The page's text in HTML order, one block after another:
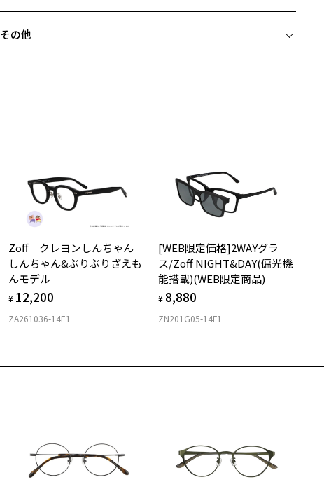
お持ちのZoffメガネサイズを確認するには？
仕上がり寸法
D 仕上がりの横幅：約136mm
E 仕上がりの縦幅：約47mm
フレームとレンズの合計料金を知りたい方へ
安心2 視力測定無料
視力の変化を早めに発見するために、定期的な視力測定をおす
すめいたします。
安心3 かかり具合調整無料
フレームの歪みやかかり具合の調整・クリーニングは、全国の
Zoff店舗にていつでも対応いたします。
その他
＜メガネの度数情報がわからない方へ＞
オンラインストアでフレームのみ購入して、
ご購入時に「レンズ交換券」をお選びいただくと、実店舗で度数を測定
のうえ、
度付きレンズ（標準セットレンズ）へ無料交換いただけます。
詳しくはこちら
実店舗で度数を測定いただけます
Zoff｜クレヨンしんちゃん
しんちゃん&ぶりぶりざえも
んモデル
¥ 12,200
ZA261036-14E1
[WEB限定価格]2WAYグラ
ス/Zoff NIGHT&DAY(偏光機
能搭載)(WEB限定商品)
¥ 8,880
ZN201G05-14F1